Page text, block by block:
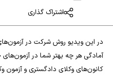
اشتراک گذاری
در این ویدیو روش شرکت در
آمادگی هر چه بهتر شما در
کانون‌های وکلای دادگستری و آزمون